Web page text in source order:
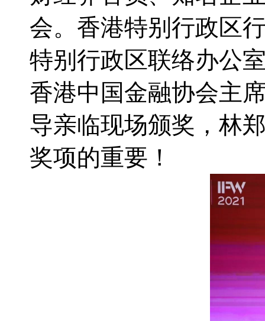
会。香港特别行政区
特别行政区联络办公
香港中国金融协会主
导亲临现场颁奖，林
奖项的重要！